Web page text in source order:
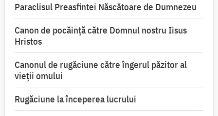
Paraclisul Preasfintei Născătoare de Dumnezeu
Canon de pocăință către Domnul nostru Iisus
Hristos
Canonul de rugăciune către îngerul păzitor al
vieții omului
Rugăciune la începerea lucrului